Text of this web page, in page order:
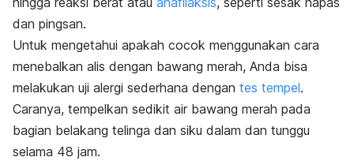
dan pingsan.
Untuk mengetahui apakah cocok menggunakan cara
menebalkan alis dengan bawang merah, Anda bisa
melakukan uji alergi sederhana dengan tes tempel.
Caranya, tempelkan sedikit air bawang merah pada
bagian belakang telinga dan siku dalam dan tunggu
selama 48 jam.